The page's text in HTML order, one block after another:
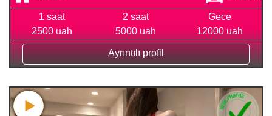
1 saat
2500 uah
2 saat
5000 uah
Gece
12000 uah
Ayrıntılı profil